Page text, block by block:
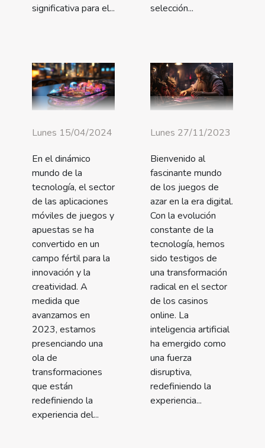
significativa para el...
selección...
Lunes 15/04/2024
En el dinámico
mundo de la
tecnología, el sector
de las aplicaciones
móviles de juegos y
apuestas se ha
convertido en un
campo fértil para la
innovación y la
creatividad. A
medida que
avanzamos en
2023, estamos
presenciando una
ola de
transformaciones
que están
redefiniendo la
experiencia del...
Lunes 27/11/2023
Bienvenido al
fascinante mundo
de los juegos de
azar en la era digital.
Con la evolución
constante de la
tecnología, hemos
sido testigos de
una transformación
radical en el sector
de los casinos
online. La
inteligencia artificial
ha emergido como
una fuerza
disruptiva,
redefiniendo la
experiencia...